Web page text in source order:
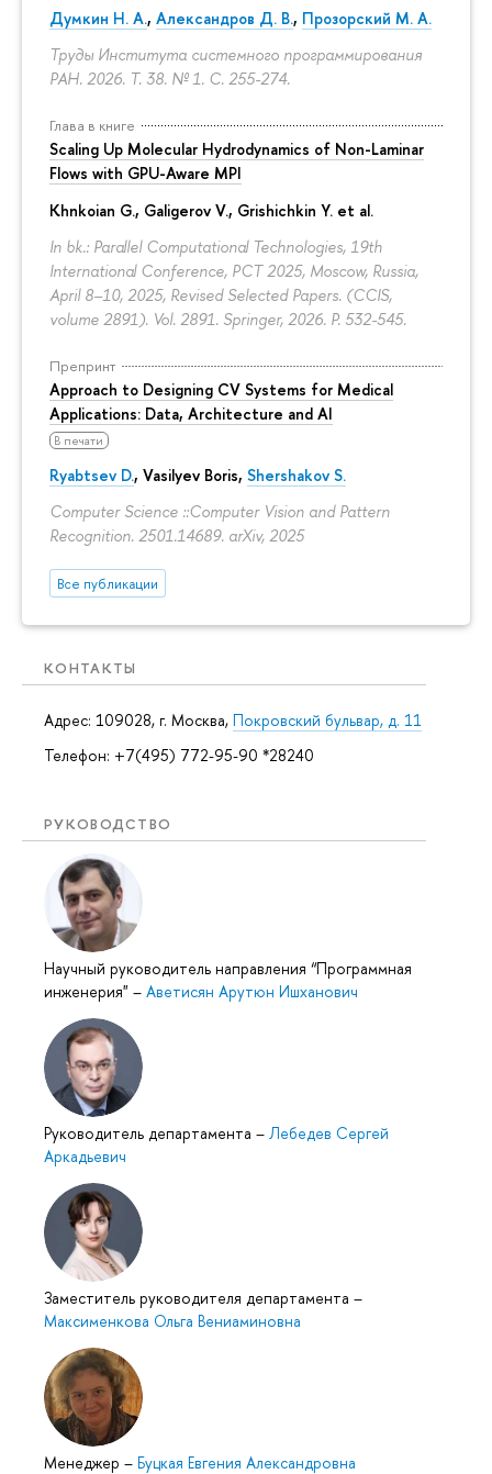
Думкин Н. А., Александров Д. В., Прозорский М. А.
Труды Института системного программирования
РАН. 2026. Т. 38. № 1. С. 255-274.
Глава в книге
Scaling Up Molecular Hydrodynamics of Non-Laminar
Flows with GPU-Aware MPI
Khnkoian G., Galigerov V., Grishichkin Y. et al.
In bk.: Parallel Computational Technologies, 19th
International Conference, PCT 2025, Moscow, Russia,
April 8–10, 2025, Revised Selected Papers. (CCIS,
volume 2891). Vol. 2891. Springer, 2026. P. 532-545.
Препринт
Approach to Designing CV Systems for Medical
Applications: Data, Architecture and AI
В печати
Ryabtsev D., Vasilyev Boris, Shershakov S.
Computer Science ::Computer Vision and Pattern
Recognition. 2501.14689. arXiv, 2025
Все публикации
КОНТАКТЫ
Адрес: 109028, г. Москва, Покровский бульвар, д. 11
Телефон: +7(495) 772-95-90 *28240
РУКОВОДСТВО
Научный руководитель направления “Программная
инженерия" – Аветисян Арутюн Ишханович
Руководитель департамента – Лебедев Сергей
Аркадьевич
Заместитель руководителя департамента –
Максименкова Ольга Вениаминовна
Менеджер – Буцкая Евгения Александровна